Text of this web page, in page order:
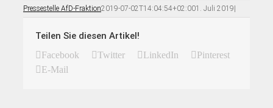
Pressestelle AfD-Fraktion2019-07-02T14:04:54+02:001. Juli 2019|
Teilen Sie diesen Artikel!
Facebook Twitter LinkedIn
Pinterest
E-Mail